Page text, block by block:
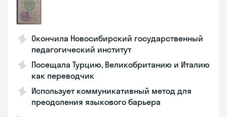
Окончила Новосибирский государственный
педагогический институт
Посещала Турцию, Великобританию и Италию
как переводчик
Использует коммуникативный метод для
преодоления языкового барьера